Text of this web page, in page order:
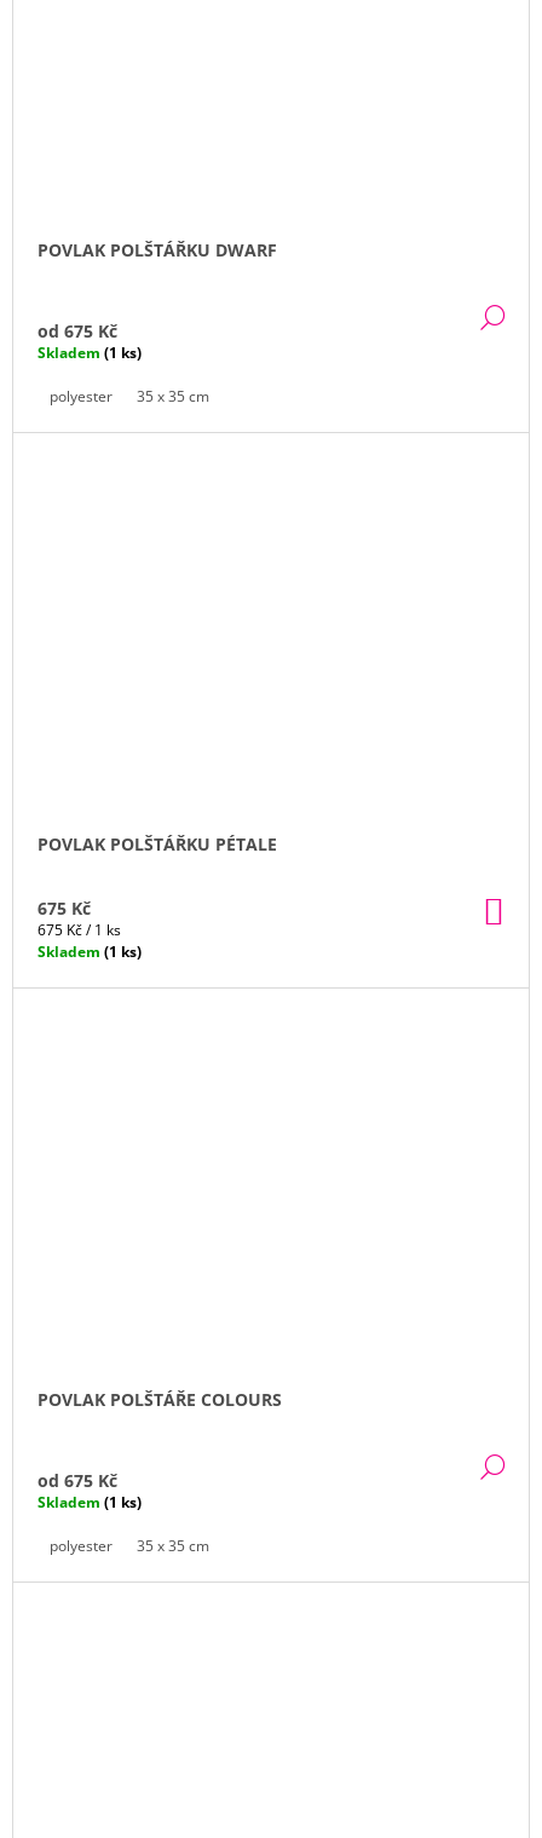
POVLAK POLŠTÁŘKU DWARF
od 675 Kč
Skladem (1 ks)
polyester 35 x 35 cm
POVLAK POLŠTÁŘKU PÉTALE
675 Kč
Měrná
cena:
675 Kč / 1 ks
Skladem (1 ks)
POVLAK POLŠTÁŘE COLOURS
od 675 Kč
Skladem (1 ks)
polyester 35 x 35 cm